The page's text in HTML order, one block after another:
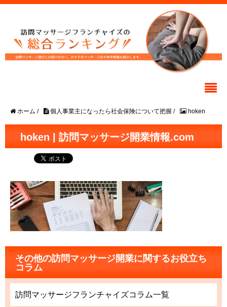
ホーム / 個人事業主になったら社会保険について把握 / hoken
hoken | 訪問マッサージ開業情報.com
その他の訪問マッサージ開業に関するお役立ち
コラム
訪問マッサージフランチャイズコラム一覧